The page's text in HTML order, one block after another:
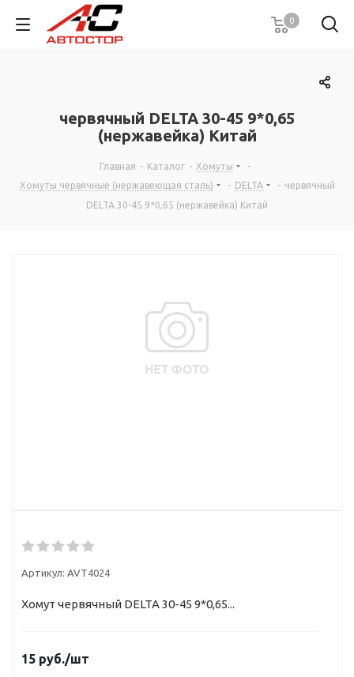
0
червячный DELTA 30-45 9*0,65
(нержавейка) Китай
Главная - Каталог - Хомуты
-
Хомуты червячные (нержавеющая сталь)
- DELTA - червячный
DELTA 30-45 9*0,65 (нержавейка) Китай
Артикул: AVT4024
Хомут червячный DELTA 30-45 9*0,65...
15 руб./шт